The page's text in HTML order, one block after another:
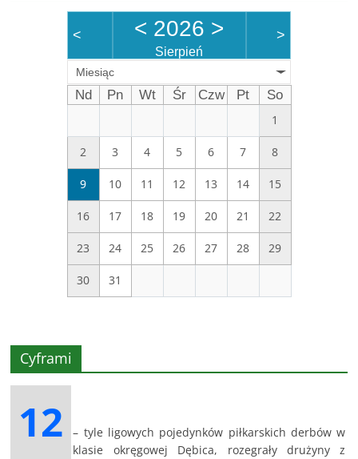
< < 2026 >
Sierpień
>
Miesiąc
Nd Pn Wt Śr Czw Pt
So
1
2 3 4 5 6 7 8
9 10 11 12 13 14 15
16 17 18 19 20 21 22
23 24 25 26 27 28 29
30 31
Cyframi
12
– tyle ligowych pojedynków piłkarskich derbów w
klasie okręgowej Dębica, rozegrały drużyny z